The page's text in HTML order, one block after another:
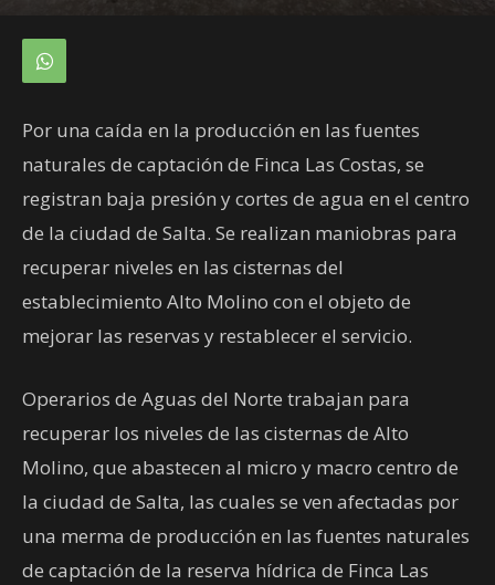
Por una caída en la producción en las fuentes
naturales de captación de Finca Las Costas, se
registran baja presión y cortes de agua en el centro
de la ciudad de Salta. Se realizan maniobras para
recuperar niveles en las cisternas del
establecimiento Alto Molino con el objeto de
mejorar las reservas y restablecer el servicio.
Operarios de Aguas del Norte trabajan para
recuperar los niveles de las cisternas de Alto
Molino, que abastecen al micro y macro centro de
la ciudad de Salta, las cuales se ven afectadas por
una merma de producción en las fuentes naturales
de captación de la reserva hídrica de Finca Las